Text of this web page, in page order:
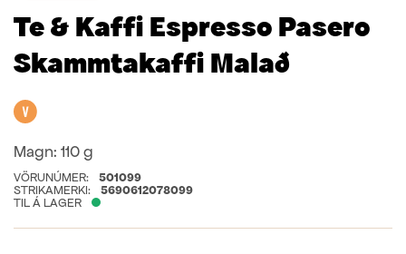
Te & Kaffi Espresso Pasero
Skammtakaffi Malað
Magn: 110 g
VÖRUNÚMER:
501099
STRIKAMERKI:
5690612078099
TIL Á LAGER